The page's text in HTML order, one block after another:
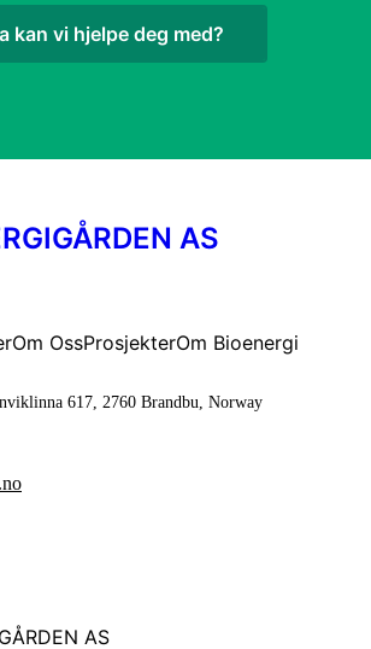
kan vi hjelpe deg med?
AS
Om OssProsjekterOm Bioenergi
617, 2760 Brandbu, Norway
AS